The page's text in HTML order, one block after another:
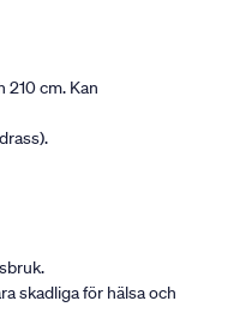
210 cm. Kan
skadliga för hälsa och